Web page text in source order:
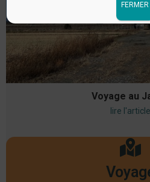
Voyage au
lire l'article
FERMER